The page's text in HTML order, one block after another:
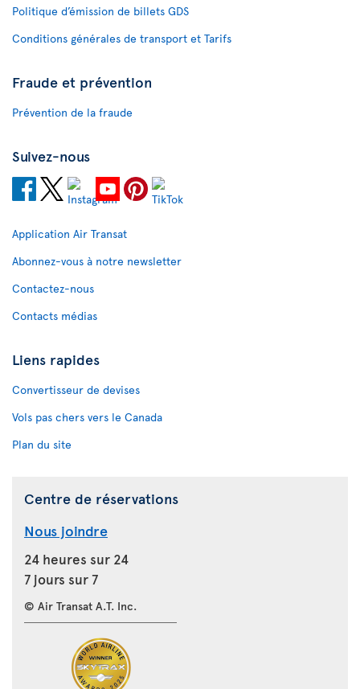
Politique d’émission de billets GDS
Conditions générales de transport et Tarifs
Fraude et prévention
Prévention de la fraude
Suivez-nous
Application Air Transat
Abonnez-vous à notre newsletter
Contactez-nous
Contacts médias
Liens rapides
Convertisseur de devises
Vols pas chers vers le Canada
Plan du site
Centre de réservations
Nous joindre
24 heures sur 24
7 jours sur 7
© Air Transat A.T. Inc.